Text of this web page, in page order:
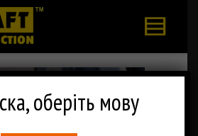
оберіть мову